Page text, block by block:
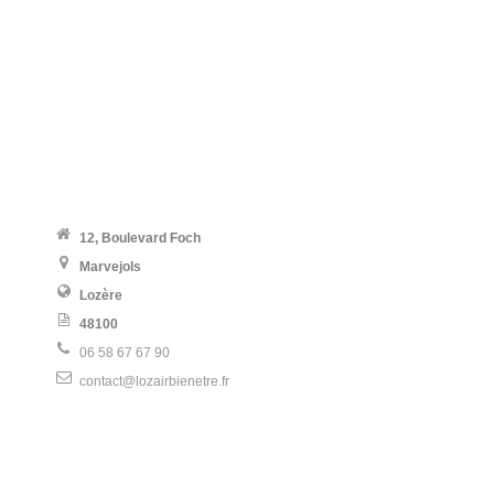
12, Boulevard Foch
Marvejols
Lozère
48100
06 58 67 67 90
contact@lozairbienetre.fr